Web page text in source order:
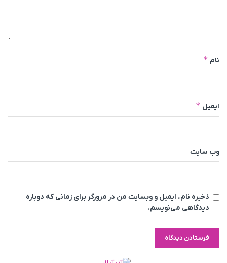
نام *
ایمیل *
وب‌ سایت
ذخیره نام، ایمیل و وبسایت من در مرورگر برای زمانی که دوباره
دیدگاهی می‌نویسم.